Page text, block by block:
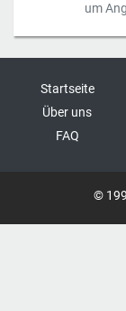
um
Startseite
Über uns
FAQ
©